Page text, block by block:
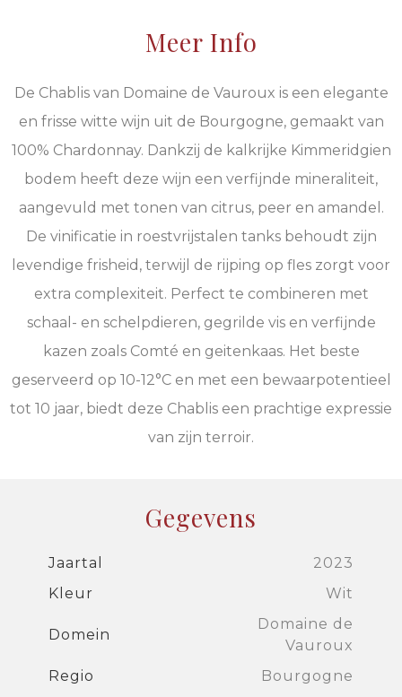
Meer Info
De Chablis van Domaine de Vauroux is een elegante
en frisse witte wijn uit de Bourgogne, gemaakt van
100% Chardonnay. Dankzij de kalkrijke Kimmeridgien
bodem heeft deze wijn een verfijnde mineraliteit,
aangevuld met tonen van citrus, peer en amandel.
De vinificatie in roestvrijstalen tanks behoudt zijn
levendige frisheid, terwijl de rijping op fles zorgt voor
extra complexiteit. Perfect te combineren met
schaal- en schelpdieren, gegrilde vis en verfijnde
kazen zoals Comté en geitenkaas. Het beste
geserveerd op 10-12°C en met een bewaarpotentieel
tot 10 jaar, biedt deze Chablis een prachtige expressie
van zijn terroir.
Gegevens
Jaartal
2023
Kleur
Wit
Domein
Domaine de
Vauroux
Regio
Bourgogne